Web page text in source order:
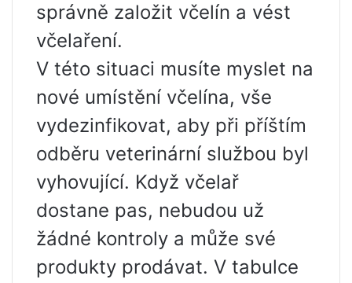
správně založit včelín a vést
včelaření.
V této situaci musíte myslet na
nové umístění včelína, vše
vydezinfikovat, aby při příštím
odběru veterinární službou byl
vyhovující. Když včelař
dostane pas, nebudou už
žádné kontroly a může své
produkty prodávat. V tabulce